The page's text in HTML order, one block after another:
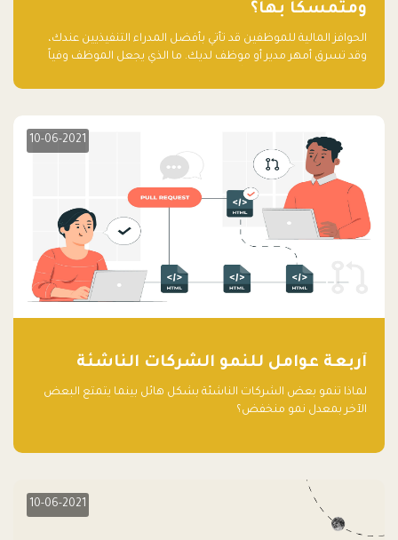
ومتمسكاً بها؟
الحوافز المالية للموظفين قد تأتي بأفضل المدراء التنفيذيين عندك،
وقد تسرق أمهر مدير أو موظف لديك. ما الذي يجعل الموظف وفياً
10-06-2021
آربعة عوامل للنمو الشركات الناشئة
لماذا تنمو بعض الشركات الناشئة بشكل هائل بينما يتمتع البعض
الآخر بمعدل نمو منخفض؟
10-06-2021